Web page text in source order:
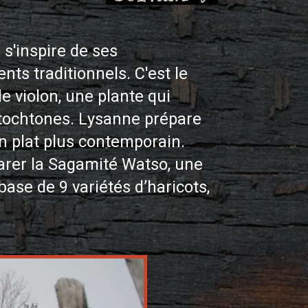
de ses
traditionnels. C'est le
violon, une plante qui
Lysanne prépare
plat plus contemporain.
la Sagamité Watso, une
de 9 variétés d’haricots,